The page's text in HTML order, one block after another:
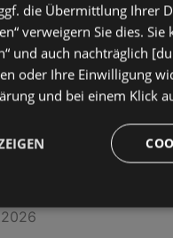
große Freude
die Übermittlung Ihrer
verweigern Sie dies.
und auch nachträglich
oder Ihre Einwilligung
und bei einem Klick